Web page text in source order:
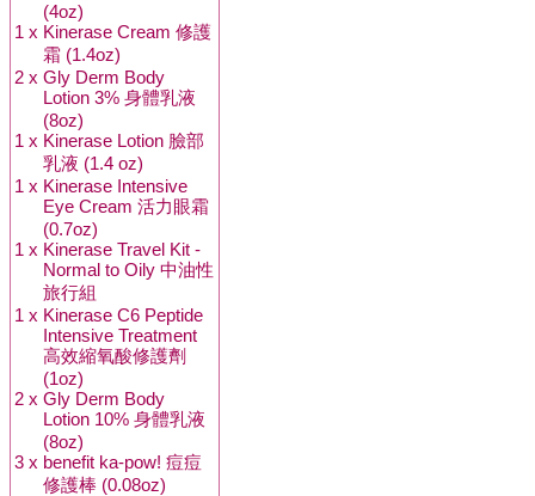
(4oz)
1 x Kinerase Cream 修護
霜 (1.4oz)
2 x Gly Derm Body
Lotion 3% 身體乳液
(8oz)
1 x Kinerase Lotion 臉部
乳液 (1.4 oz)
1 x Kinerase Intensive
Eye Cream 活力眼霜
(0.7oz)
1 x Kinerase Travel Kit -
Normal to Oily 中油性
旅行組
1 x Kinerase C6 Peptide
Intensive Treatment
高效縮氧酸修護劑
(1oz)
2 x Gly Derm Body
Lotion 10% 身體乳液
(8oz)
3 x benefit ka-pow! 痘痘
修護棒 (0.08oz)